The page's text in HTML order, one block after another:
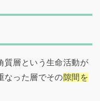
質層という生命活動が
なった層でその隙間を